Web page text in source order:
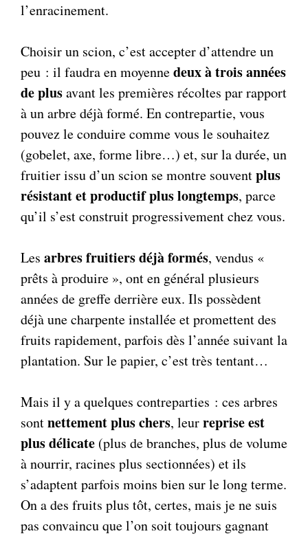
l’enracinement.
Choisir un scion, c’est accepter d’attendre un
peu : il faudra en moyennedeux à trois années
de plusavant les premières récoltes par rapport
à un arbre déjà formé. En contrepartie, vous
pouvez le conduire comme vous le souhaitez
(gobelet, axe, forme libre…) et, sur la durée, un
fruitier issu d’un scion se montre souventplus
résistant et productif plus longtemps, parce
qu’il s’est construit progressivement chez vous.
Les arbres fruitiers déjà formés, vendus «
prêts à produire », ont en général plusieurs
années de greffe derrière eux. Ils possèdent
déjà une charpente installée et promettent des
fruits rapidement, parfois dès l’année suivant la
plantation. Sur le papier, c’est très tentant…
Mais il y a quelques contreparties : ces arbres
sontnettement plus chers, leurreprise est
plus délicate (plus de branches, plus de volume
à nourrir, racines plus sectionnées) et ils
s’adaptent parfois moins bien sur le long terme.
On a des fruits plus tôt, certes, mais je ne suis
pas convaincu que l’on soit toujours gagnant